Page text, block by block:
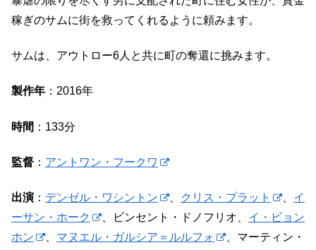
稼ぎのサムに街を救ってくれるように頼みます。
サムは、アウトロー6人と共に町の奪還に挑みます。
製作年 ：2016年
時間 ：133分
監督 ： アントワン・フークワ
出演 ： デンゼル・ワシントン 、 クリス・プラット 、 イ
ーサン・ホーク
、ビンセント・ドノフリオ、 イ・ビョン
ホン
、 マヌエル・ガルシア＝ルルフォ
、マーティン・